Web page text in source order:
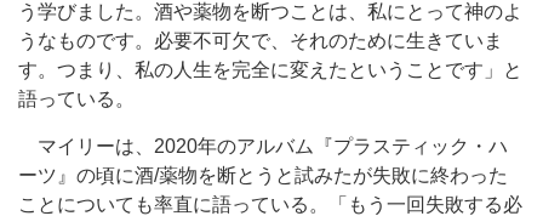
う学びました。酒や薬物を断つことは、私にとって神のよ
うなものです。必要不可欠で、それのために生きていま
す。つまり、私の人生を完全に変えたということです」と
語っている。
マイリーは、2020年のアルバム『プラスティック・ハ
ーツ』の頃に酒/薬物を断とうと試みたが失敗に終わった
ことについても率直に語っている。「もう一回失敗する必